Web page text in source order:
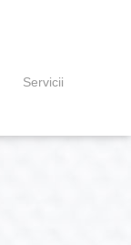
Servicii